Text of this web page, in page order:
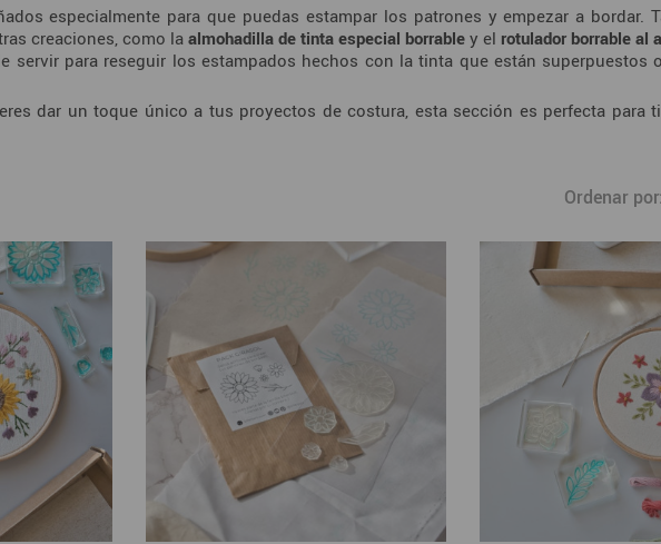
especialmente para que puedas estampar los patrones y empezar a bordar.
creaciones, como la almohadilla de tinta especial borrable y el rotulador borrable al
servir para reseguir los estampados hechos con la tinta que están
dar un toque único a tus proyectos de costura, esta sección es perfecta para
Ordenar por: